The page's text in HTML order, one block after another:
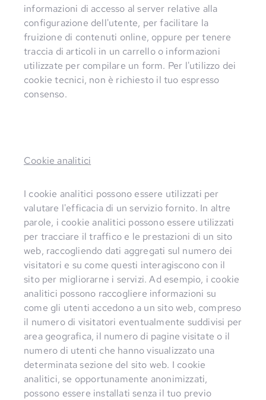
informazioni di accesso al server relative alla
configurazione dell'utente, per facilitare la
fruizione di contenuti online, oppure per tenere
traccia di articoli in un carrello o informazioni
utilizzate per compilare un form. Per l'utilizzo dei
cookie tecnici, non è richiesto il tuo espresso
consenso.
Cookie analitici
I cookie analitici possono essere utilizzati per
valutare l'efficacia di un servizio fornito. In altre
parole, i cookie analitici possono essere utilizzati
per tracciare il traffico e le prestazioni di un sito
web, raccogliendo dati aggregati sul numero dei
visitatori e su come questi interagiscono con il
sito per migliorarne i servizi. Ad esempio, i cookie
analitici possono raccogliere informazioni su
come gli utenti accedono a un sito web, compreso
il numero di visitatori eventualmente suddivisi per
area geografica, il numero di pagine visitate o il
numero di utenti che hanno visualizzato una
determinata sezione del sito web. I cookie
analitici, se opportunamente anonimizzati,
possono essere installati senza il tuo previo